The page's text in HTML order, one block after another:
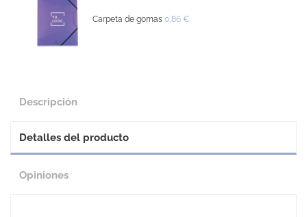
Carpeta de gomas 0,86 €
Descripción
Detalles del producto
Opiniones